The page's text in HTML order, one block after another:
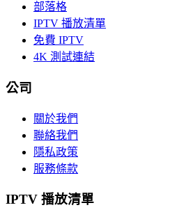
部落格
IPTV 播放清單
免費 IPTV
4K 測試連結
公司
關於我們
聯絡我們
隱私政策
服務條款
IPTV 播放清單